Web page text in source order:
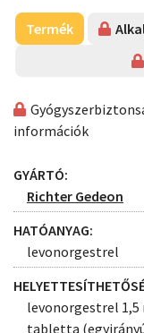
Termék
információk
GYÁRTÓ:
Richter Gedeon
HATÓANYAG:
levonorgestrel
levonorgestrel
tabletta